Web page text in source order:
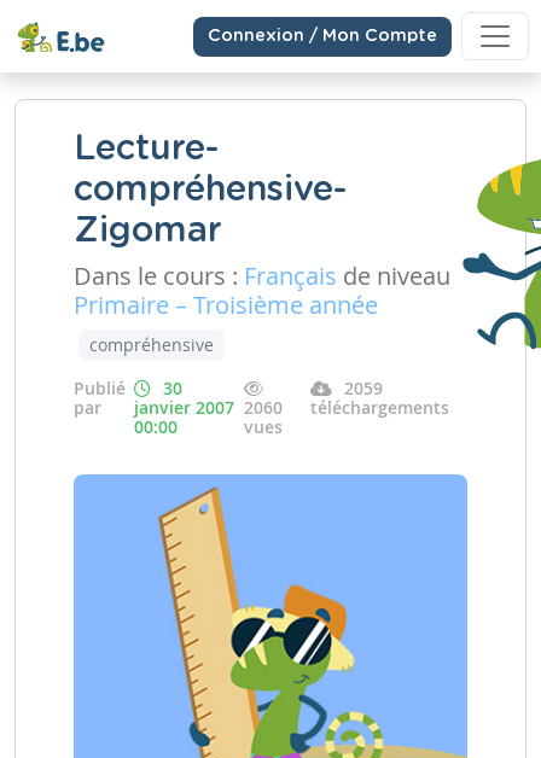
Connexion / Mon Compte
Lecture-
compréhensive-
Zigomar
Dans le cours : Français de niveau
Primaire – Troisième année
compréhensive
Publié
par
30
janvier 2007
00:00
2060
vues
2059
téléchargements